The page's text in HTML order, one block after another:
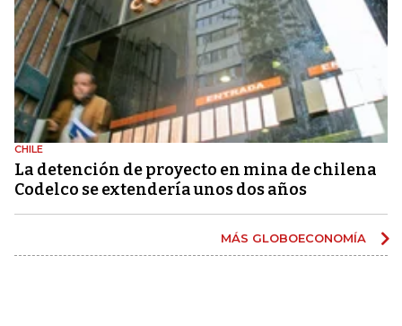
CHILE
La detención de proyecto en mina de chilena
Codelco se extendería unos dos años
MÁS GLOBOECONOMÍA